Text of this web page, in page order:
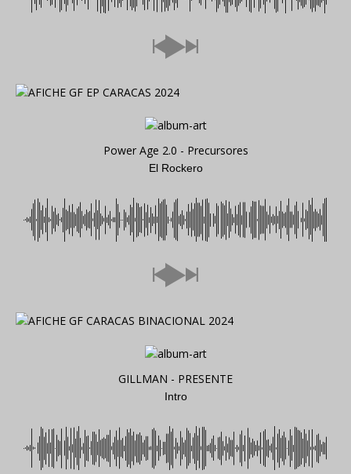
Power Age 2.0 - Precursores
El Rockero
GILLMAN - PRESENTE
Intro